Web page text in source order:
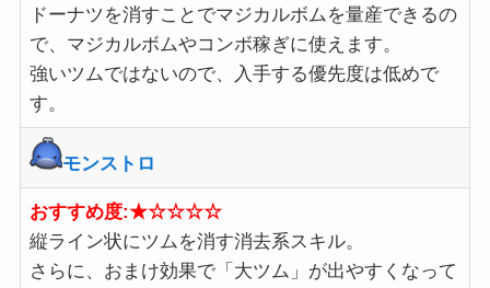
ドーナツを消すことでマジカルボムを量産できるの
で、マジカルボムやコンボ稼ぎに使えます。
強いツムではないので、入手する優先度は低めで
す。
モンストロ
おすすめ度:★☆☆☆☆
縦ライン状にツムを消す消去系スキル。
さらに、おまけ効果で「大ツム」が出やすくなって